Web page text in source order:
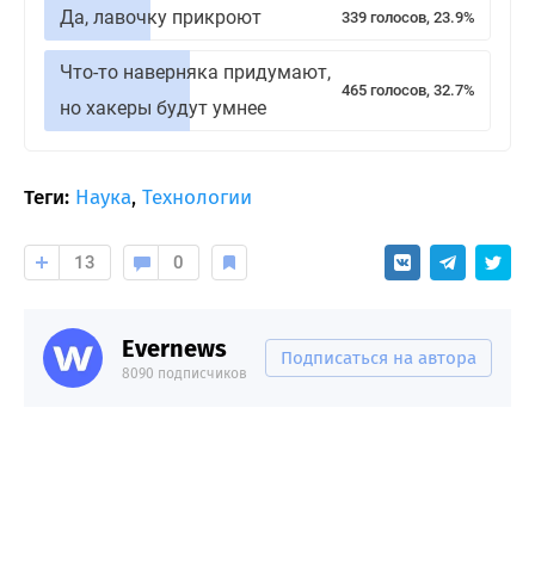
Да, лавочку прикроют 339 голосов, 23.9%
Что-то наверняка придумают,
но хакеры будут умнее
465 голосов, 32.7%
Теги: Наука, Технологии
13 0
Evernews
8090 подписчиков
Подписаться на автора